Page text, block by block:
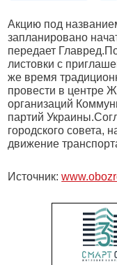
Акцию под
запланировано
передает
листовки с
же время
провести в центре
организаций
партий
городского совета,
движение
Источник: